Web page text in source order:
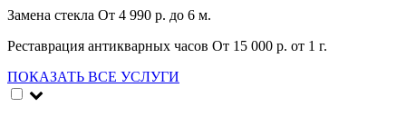
Замена стекла От 4 990 р. до 6 м.
Реставрация антикварных часов От 15 000 р. от 1 г.
ПОКАЗАТЬ ВСЕ УСЛУГИ